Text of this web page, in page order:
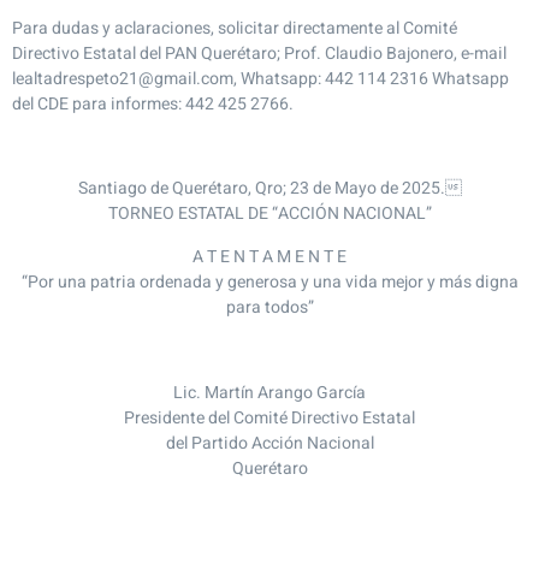
Para dudas y aclaraciones, solicitar directamente al Comité
Directivo Estatal del PAN Querétaro; Prof. Claudio Bajonero, e-mail
lealtadrespeto21@gmail.com, Whatsapp: 442 114 2316 Whatsapp
del CDE para informes: 442 425 2766.
Santiago de Querétaro, Qro; 23 de Mayo de 2025.
TORNEO ESTATAL DE “ACCIÓN NACIONAL”
A T E N T A M E N T E
“Por una patria ordenada y generosa y una vida mejor y más digna
para todos”
Lic. Martín Arango García
Presidente del Comité Directivo Estatal
del Partido Acción Nacional
Querétaro